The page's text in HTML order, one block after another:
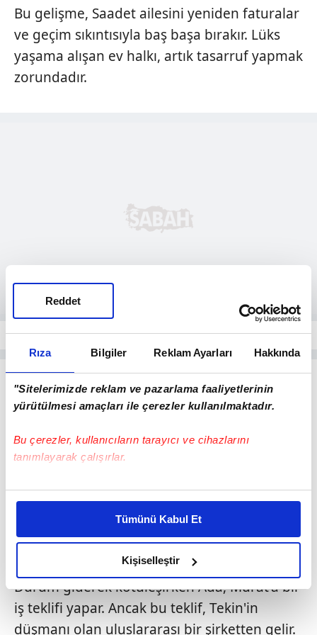
Rıza Bilgiler Reklam Ayarları Hakkında
"Sitelerimizde reklam ve pazarlama faaliyetlerinin
yürütülmesi amaçları ile çerezler kullanılmaktadır.
Bu çerezler, kullanıcıların tarayıcı ve cihazlarını
tanımlayarak çalışırlar.
Bu çerezlere izin vermeniz halinde sizlere özel
daha iyi reklam deneyimi yaşatabiliriz. Bunu yaparken
amacımızın size daha iyi bir reklam deneyimi sunmak
olduğunu ve sizlere en iyi içerikleri sunabilmek adına
elimizden gelen çabayı gösterdiğimizi ve bu noktada,
reklamların maliyetlerimizi karşılamak noktasında tek gelir
kalemimiz olduğunu sizlere hatırlatmak isteriz.
Tümünü Kabul Et
Kişiselleştir
Reddet
Bu gelişme, Saadet ailesini yeniden faturalar
ve geçim sıkıntısıyla baş başa bırakır. Lüks
yaşama alışan ev halkı, artık tasarruf yapmak
zorundadır.
Durum giderek kötüleşirken Ada, Murat'a bir
iş teklifi yapar. Ancak bu teklif, Tekin'in
düşmanı olan uluslararası bir şirketten gelir.